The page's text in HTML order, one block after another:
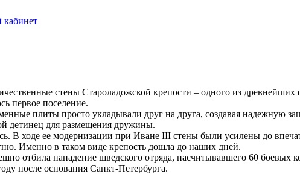
стены Староладожской крепости – одного из
первое поселение.
плиты просто укладывали друг на друга, создавая надежную
детинец для размещения дружины.
В ходе ее модернизации при Иване III стены были усилены до
Именно в таком виде крепость дошла до наших дней.
отбила нападение шведского отряда, насчитывавшего 60 боевых
после основания Санкт-Петербурга.